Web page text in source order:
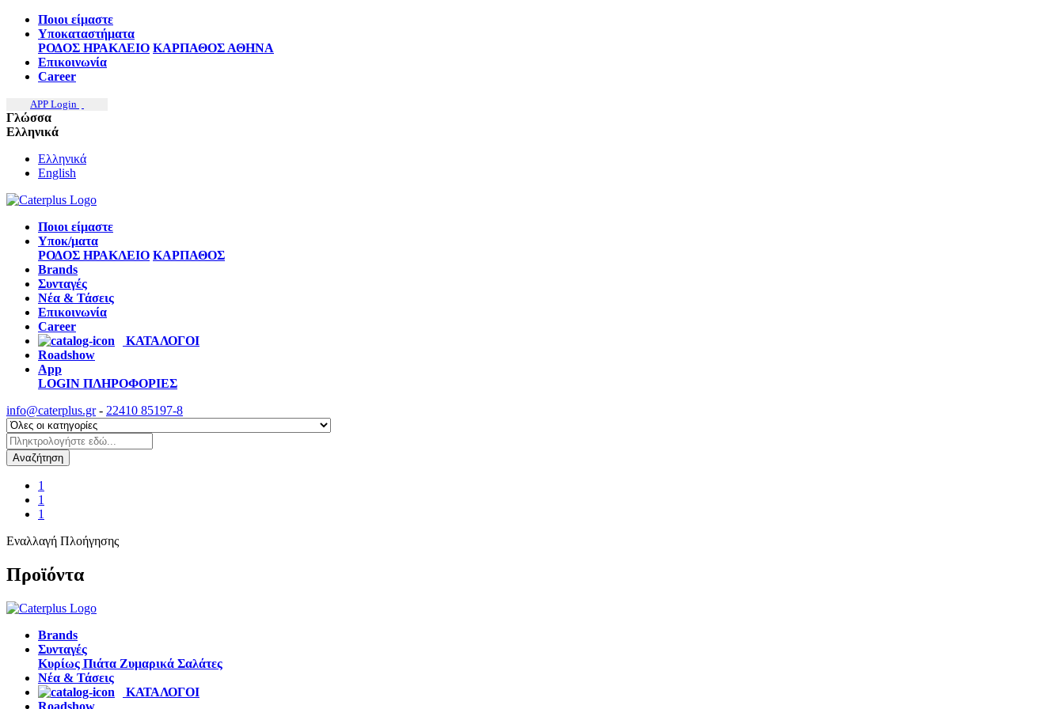
Ποιοι είμαστε
Υποκαταστήματα
ΡΟΔΟΣ ΗΡΑΚΛΕΙΟ ΚΑΡΠΑΘΟΣ ΑΘΗΝΑ
Επικοινωνία
Career
APP Login
Γλώσσα
Ελληνικά
Ελληνικά
English
Ποιοι είμαστε
Υποκ/ματα
ΡΟΔΟΣ ΗΡΑΚΛΕΙΟ ΚΑΡΠΑΘΟΣ
Brands
Συνταγές
Νέα & Τάσεις
Επικοινωνία
Career
ΚΑΤΑΛΟΓΟΙ
Roadshow
App
LOGIN ΠΛΗΡΟΦΟΡΙΕΣ
info@caterplus.gr- 22410 85197-8
Αναζήτηση
1
1
1
Εναλλαγή Πλοήγησης
Προϊόντα
Brands
Συνταγές
Κυρίως Πιάτα Ζυμαρικά Σαλάτες
Νέα & Τάσεις
ΚΑΤΑΛΟΓΟΙ
Roadshow